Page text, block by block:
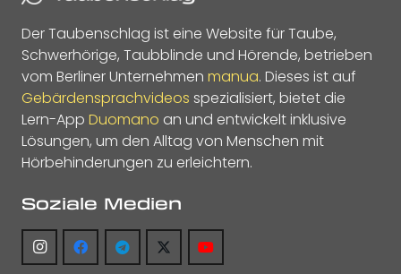
Der Taubenschlag ist eine Website für Taube,
Schwerhörige, Taubblinde und Hörende, betrieben
vom Berliner Unternehmen manua. Dieses ist auf
Gebärdensprachvideos spezialisiert, bietet die
Lern-App Duomano an und entwickelt inklusive
Lösungen, um den Alltag von Menschen mit
Hörbehinderungen zu erleichtern.
Soziale Medien